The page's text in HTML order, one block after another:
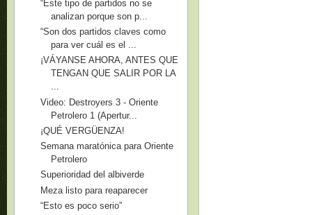
“Este tipo de partidos no se
analizan porque son p...
“Son dos partidos claves como
para ver cuál es el ...
¡VÁYANSE AHORA, ANTES QUE
TENGAN QUE SALIR POR LA
...
Video: Destroyers 3 - Oriente
Petrolero 1 (Apertur...
¡QUÉ VERGÜENZA!
Semana maratónica para Oriente
Petrolero
Superioridad del albiverde
Meza listo para reaparecer
“Esto es poco serio”